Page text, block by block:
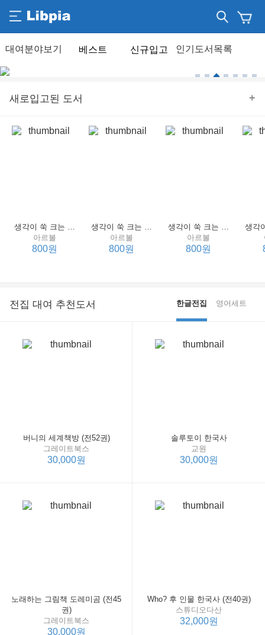
베스트 신규입고
새로입고된 도서 +
생각이 쑥 크는 세계 명작 4 : 언어 편
아르볼
800원
생각이 쑥 크는 세계 명작 3 : 언어 편
아르볼
800원
생각이 쑥 크는 세계 명작 2 : 언어 편
아르볼
800원
전집 대여 추천도서 한글전집 영어세트
버니의 세계책방 (전52권)
그레이트북스
30,000원
솔루토이 한국사
교원
30,000원
노래하는 그림책 도레미곰 (전45
권)
그레이트북스
30,000원
Who? 후 인물 한국사 (전40권)
스튜디오다산
32,000원